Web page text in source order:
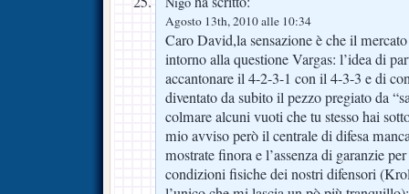
Agosto 13th, 2010 alle 10:34
Caro David,la sensazione è che il
intorno alla questione Vargas: l’idea di
accantonare il 4-2-3-1 con il 4-3-3 e di
diventato da subito il pezzo pregiato da
colmare alcuni vuoti che tu stesso hai
mio avviso però il centrale di difesa
mostrate finora e l’assenza di garanzie
condizioni fisiche dei nostri difensori